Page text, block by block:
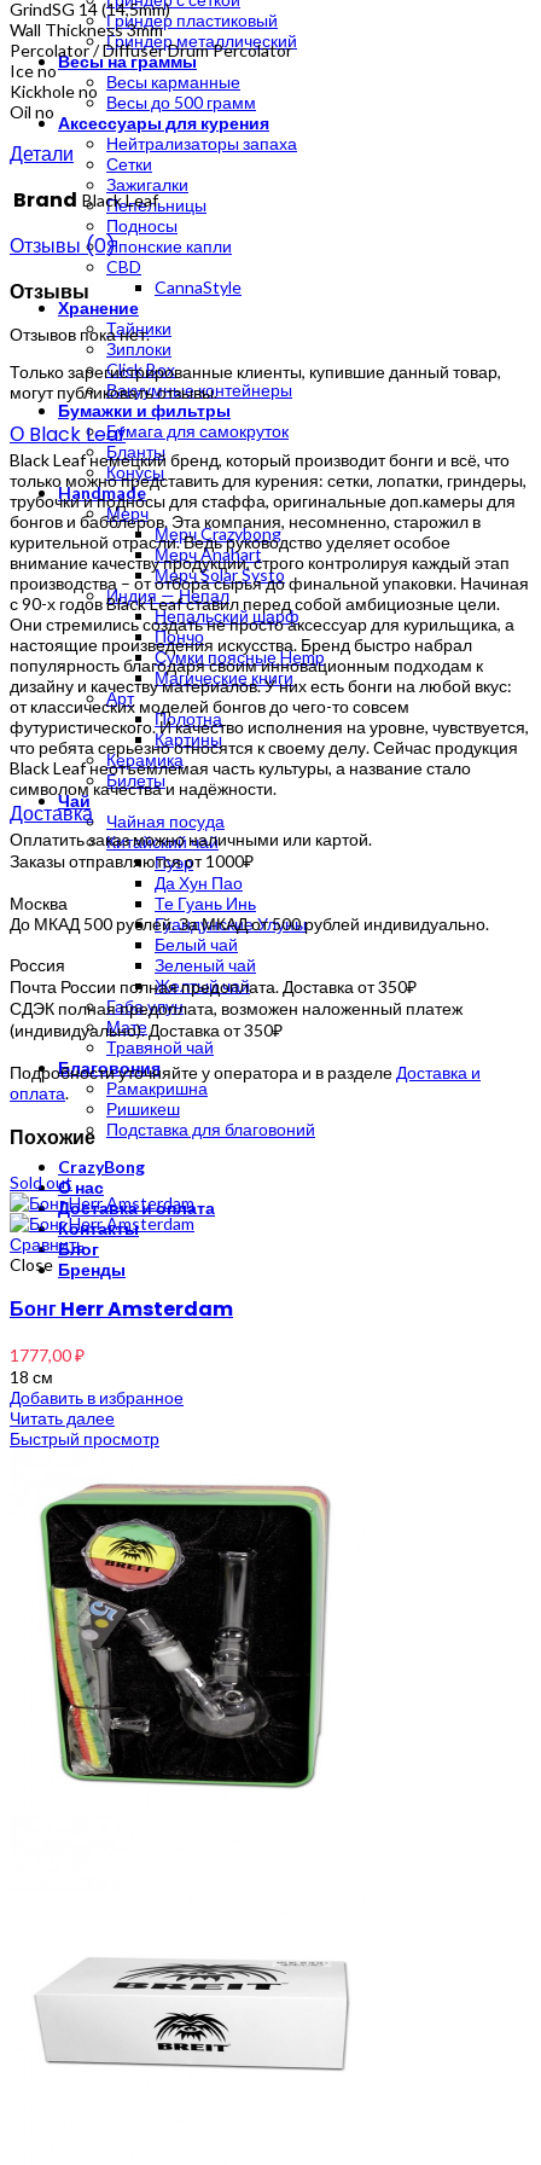
Гриндер пластиковый
Гриндер металлический
Весы на граммы
Весы карманные
Весы до 500 грамм
Аксессуары для курения
Нейтрализаторы запаха
Сетки
Зажигалки
Пепельницы
Подносы
Японские капли
CBD
CannaStyle
Хранение
Тайники
Зиплоки
Click Box
Вакуумные контейнеры
Бумажки и фильтры
Бумага для самокруток
Бланты
Конусы
Handmade
Мерч
Мерч Crazybong
Мерч Anahart
Мерч Solar Systo
Индия — Непал
Непальский шарф
Пончо
Сумки поясные Hemp
Магические книги
Арт
Полотна
Картины
Керамика
Билеты
Чай
Чайная посуда
Китайский чай
Пуэр
Да Хун Пао
Те Гуань Инь
Гуандунские Улуны
Белый чай
Зеленый чай
Желтый чай
Габа улун
Мате
Травяной чай
Благовония
Рамакришна
Ришикеш
Подставка для благовоний
CrazyBong
О нас
Доставка и оплата
Контакты
Блог
Бренды
GrindSG 14 (14,5mm)
Wall Thickness 3mm
Percolator / Diffuser Drum Percolator
Ice no
Kickhole no
Oil no
Детали
Brand Black Leaf
Отзывы (0)
Отзывы
Отзывов пока нет.
Только зарегистрированные клиенты, купившие данный товар,
могут публиковать отзывы.
О Black Leaf
Black Leaf немецкий бренд, который производит бонги и всё, что
только можно представить для курения: сетки, лопатки, гриндеры,
трубочки и подносы для стаффа, оригинальные доп.камеры для
бонгов и бабблеров. Эта компания, несомненно, старожил в
курительной отрасли. Ведь руководство уделяет особое
внимание качеству продукции, строго контролируя каждый этап
производства – от отбора сырья до финальной упаковки. Начиная
с 90-х годов Black Leaf ставил перед собой амбициозные цели.
Они стремились создать не просто аксессуар для курильщика, а
настоящие произведения искусства. Бренд быстро набрал
популярность благодаря своим инновационным подходам к
дизайну и качеству материалов. У них есть бонги на любой вкус:
от классических моделей бонгов до чего-то совсем
футуристического. И качество исполнения на уровне, чувствуется,
что ребята серьезно относятся к своему делу. Сейчас продукция
Black Leaf неотъемлемая часть культуры, а название стало
символом качества и надёжности.
Доставка
Оплатить заказ можно наличными или картой.
Заказы отправляются от 1000₽
Москва
До МКАД 500 рублей. За МКАД от 500 рублей индивидуально.
Россия
Почта России полная предоплата. Доставка от 350₽
СДЭК полная предоплата, возможен наложенный платеж
(индивидуально). Доставка от 350₽
Подробности уточняйте у оператора и в разделе Доставка и
оплата.
Похожие
Sold out
Сравнить
Close
Бонг Herr Amsterdam
1777,00₽
18 см
Добавить в избранное
Читать далее
Быстрый просмотр